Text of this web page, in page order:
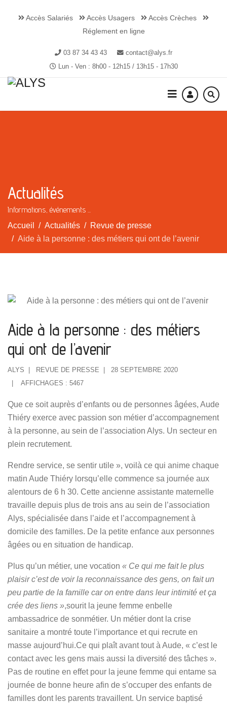
Accès Salariés Accès Usagers
Accès Crèches
Réglement en ligne
03 87 34 43 43
contact@alys.fr
Lun - Ven : 8h00 - 12h15 / 13h15 - 17h30
Actualités
Informations, événements ...
Accueil Actualités
Revue de presse
Aide à la personne : des métiers qui ont de l’avenir
Aide à la personne : des métiers
qui ont de l’avenir
ALYS REVUE DE PRESSE
28 SEPTEMBRE 2020
AFFICHAGES : 5467
Que ce soit auprès d’enfants ou de personnes âgées, Aude
Thiéry exerce avec passion son métier d’accompagnement
à la personne, au sein de l’association Alys. Un secteur en
plein recrutement.
Rendre service, se sentir utile », voilà ce qui anime chaque
matin Aude Thiéry lorsqu’elle commence sa journée aux
alentours de 6 h 30. Cette ancienne assistante maternelle
travaille depuis plus de trois ans au sein de l’association
Alys, spécialisée dans l’aide et l’accompagnement à
domicile des familles. De la petite enfance aux personnes
âgées ou en situation de handicap.
Plus qu’un métier, une vocation « Ce qui me fait le plus
plaisir c’est de voir la reconnaissance des gens, on fait un
peu partie de la famille car on entre dans leur intimité et ça
crée des liens »,sourit la jeune femme enbelle
ambassadrice de sonmétier. Un métier dont la crise
sanitaire a montré toute l’importance et qui recrute en
masse aujourd’hui.Ce qui plaît avant tout à Aude, « c’est le
contact avec les gens mais aussi la diversité des tâches ».
Pas de routine en effet pour la jeune femme qui entame sa
journée de bonne heure afin de s’occuper des enfants de
familles dont les parents travaillent. Un service baptisé